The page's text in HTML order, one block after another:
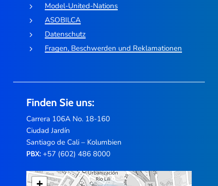
Model-United-Nations
ASOBILCA
Datenschutz
Fragen, Beschwerden und Reklamationen
Finden Sie uns:
Carrera 106A No. 18-160
Ciudad Jardín
Santiago de Cali – Kolumbien
PBX:+57 (602) 486 8000